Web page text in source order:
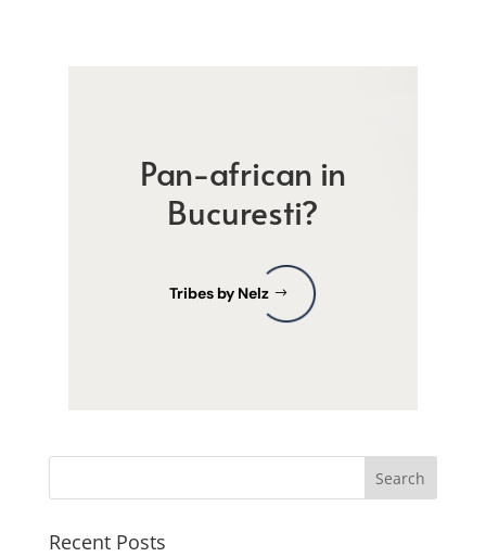
Pan-african in
Bucuresti?
Tribes by Nelz
Recent Posts